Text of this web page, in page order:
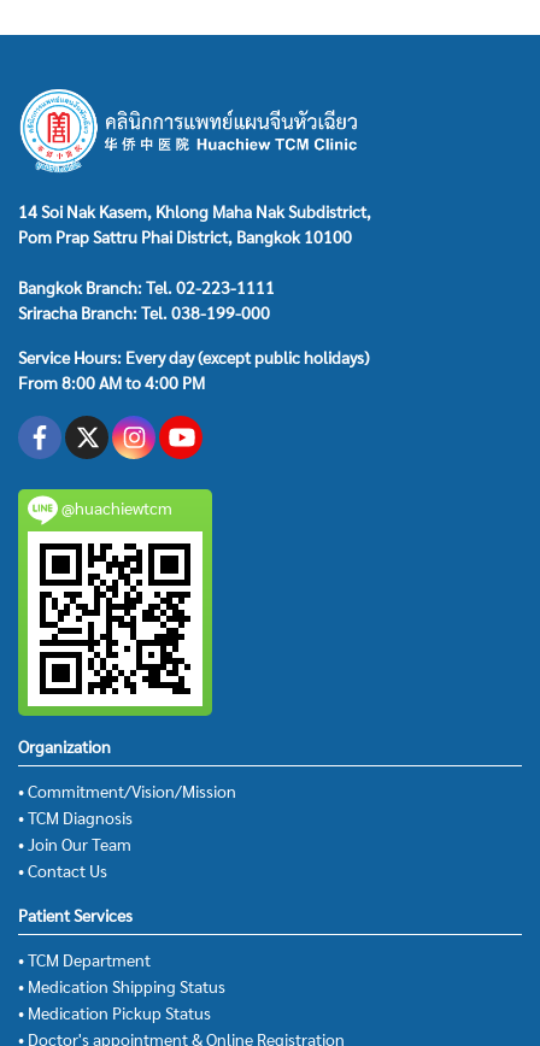
14 Soi Nak Kasem, Khlong Maha Nak Subdistrict,
Pom Prap Sattru Phai District, Bangkok 10100
Bangkok Branch: Tel. 02-223-1111
Sriracha Branch: Tel. 038-199-000
Service Hours: Every day (except public holidays)
From 8:00 AM to 4:00 PM
@huachiewtcm
Organization
• Commitment/Vision/Mission
• TCM Diagnosis
• Join Our Team
• Contact Us
Patient Services
• TCM Department
• Medication Shipping Status
• Medication Pickup Status
• Doctor's appointment & Online Registration